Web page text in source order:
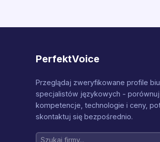
PerfektVoice
Przeglądaj zweryfikowane profile
specjalistów językowych - porównuj
kompetencje, technologie i ceny,
skontaktuj się bezpośrednio.